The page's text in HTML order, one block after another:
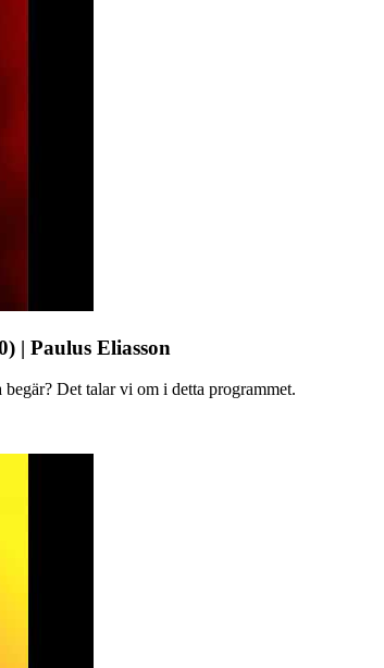
| Paulus Eliasson
Det talar vi om i detta programmet.